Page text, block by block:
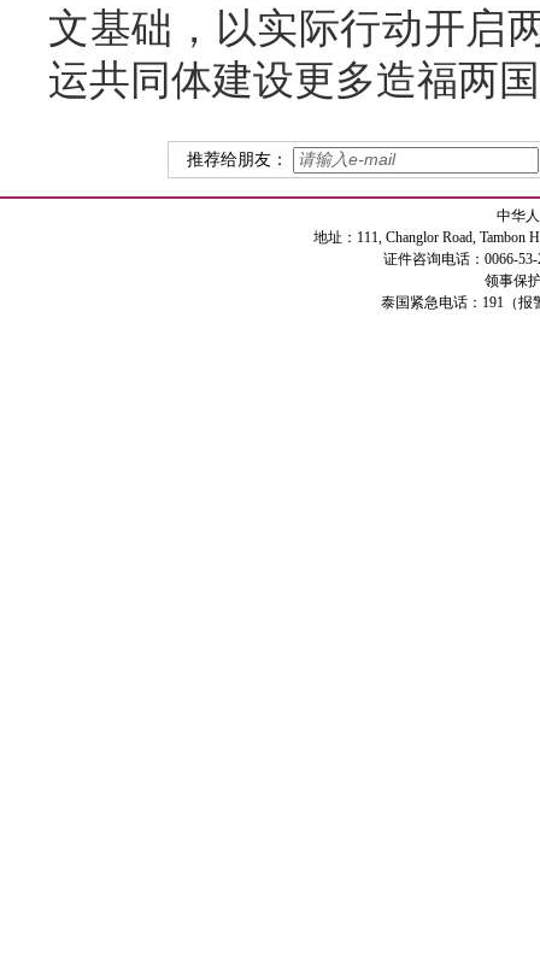
文基础，以实际行动开启
运共同体建设更多造福两
推荐给朋友：
中华
地址：111, Changlor Road, Tambon
证件咨询电话：0066-
领事保
泰国紧急电话：191（报